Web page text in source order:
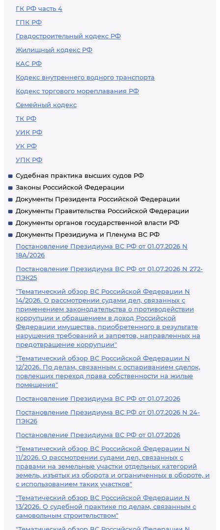
ГК РФ часть 4
ГПК РФ
Градостроительный кодекс РФ
Жилищный кодекс РФ
КАС РФ
Кодекс внутреннего водного транспорта
Кодекс торгового мореплавания РФ
Семейный кодекс
ТК РФ
УИК РФ
УК РФ
УПК РФ
Судебная практика высших судов РФ
Законы Российской Федерации
Документы Президента Российской Федерации
Документы Правительства Российской Федерации
Документы органов государственной власти РФ
Документы Президиума и Пленума ВС РФ
Постановление Президиума ВС РФ от 01.07.2026 N
18А/2026
Постановление Президиума ВС РФ от 01.07.2026 N 272-
ПЭК25
"Тематический обзор ВС Российской Федерации N
14/2026. О рассмотрении судами дел, связанных с
применением законодательства о противодействии
коррупции и обращением в доход Российской
Федерации имущества, приобретенного в результате
нарушения требований и запретов, направленных на
предотвращение коррупции"
"Тематический обзор ВС Российской Федерации N
12/2026. По делам, связанным с оспариванием сделок,
повлекших переход права собственности на жилые
помещения"
Постановление Президиума ВС РФ от 01.07.2026
Постановление Президиума ВС РФ от 01.07.2026 N 24-
ПЭК26
Постановление Президиума ВС РФ от 01.07.2026
"Тематический обзор ВС Российской Федерации N
11/2026. О рассмотрении судами дел, связанных с
правами на земельные участки отдельных категорий
земель, изъятых из оборота и ограниченных в обороте, и
с использованием таких участков"
"Тематический обзор ВС Российской Федерации N
13/2026. О судебной практике по делам, связанным с
самовольным строительством"